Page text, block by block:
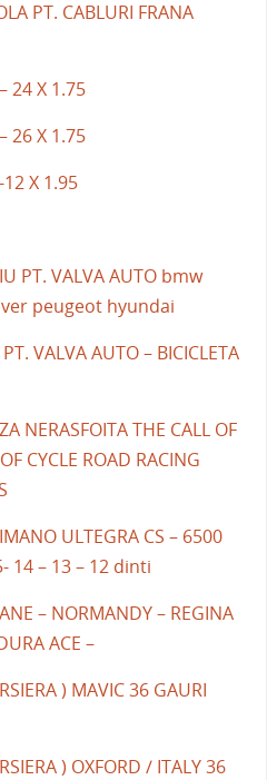
PT. CABLURI FRANA
24 X 1.75
26 X 1.75
12 X 1.95
PT. VALVA AUTO bmw
peugeot hyundai
VALVA AUTO – BICICLETA
NERASFOITA THE CALL OF
CYCLE ROAD RACING
ULTEGRA CS – 6500
14 – 13 – 12 dinti
– NORMANDY – REGINA
ACE –
) MAVIC 36 GAURI
) OXFORD / ITALY 36